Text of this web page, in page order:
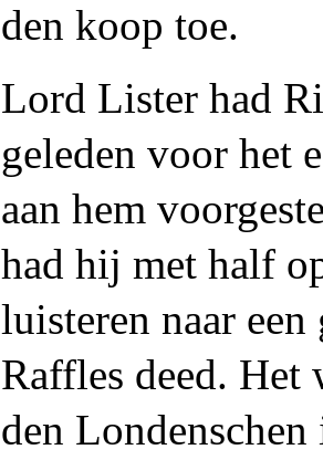
den koop toe.
Lord Lister had
geleden voor het
aan hem
had hij met half
luisteren naar
Raffles deed. Het
den